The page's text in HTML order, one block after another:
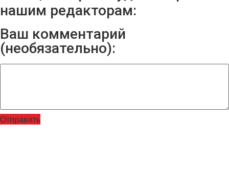
нашим редакторам:
Ваш комментарий
(необязательно):
Отправить